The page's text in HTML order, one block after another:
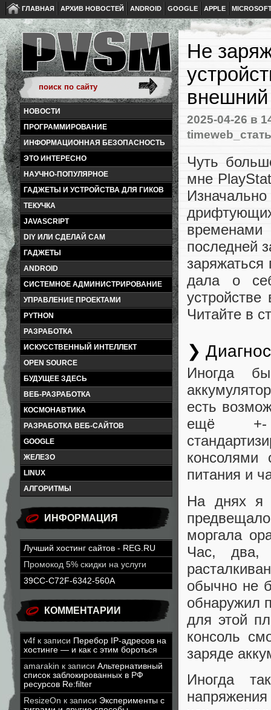
ГЛАВНАЯ АРХИВ НОВОСТЕЙ ANDROID GOOGLE APPLE
НОВОСТИ
ПРОГРАММИРОВАНИЕ
ИНФОРМАЦИОННАЯ БЕЗОПАСНОСТЬ
ЭТО ИНТЕРЕСНО
НАУЧНО-ПОПУЛЯРНОЕ
ГАДЖЕТЫ И УСТРОЙСТВА ДЛЯ ГИКОВ
ТЕКУЧКА
JAVASCRIPT
DIY ИЛИ СДЕЛАЙ САМ
ГАДЖЕТЫ
ANDROID
СИСТЕМНОЕ АДМИНИСТРИРОВАНИЕ
УПРАВЛЕНИЕ ПРОЕКТАМИ
PYTHON
РАЗРАБОТКА
ИСКУССТВЕННЫЙ ИНТЕЛЛЕКТ
OPEN SOURCE
БУДУЩЕЕ ЗДЕСЬ
ВЕБ-РАЗРАБОТКА
КОСМОНАВТИКА
РАЗРАБОТКА ВЕБ-САЙТОВ
GOOGLE
ЖЕЛЕЗО
LINUX
АЛГОРИТМЫ
ИНФОРМАЦИЯ
Лучший хостинг сайтов - REG.RU
Промокод 5% скидки на услуги
39CC-C72F-6342-560A
КОММЕНТАРИИ
v4f к записи Перебор IP-адресов на
хостинге — и как с этим бороться
amarakin к записи Альтернативный
список заблокированных в РФ
ресурсов Re:filter
ResizeOn к записи Эксперименты с
Не
внешний
2025-04-26 в
Чуть
мне
последней
дала о
Читайте в
❯
Иногда
есть
ещё +-
консолями
питания и
На днях я
моргала
Час, два,
обычно не
обнаружил
для этой
консоль
заряде
Иногда